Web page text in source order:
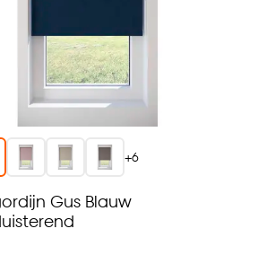
+6
Gus Blauw